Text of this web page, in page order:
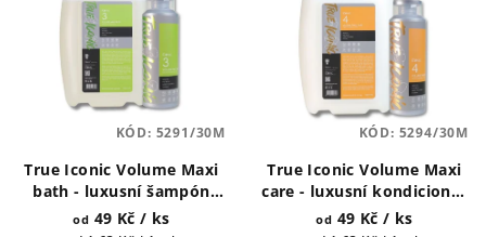
True Iconic Volume Maxi
bath - luxusní šampón
pro psy 400ml a 1 galon
od 49 Kč / ks
KÓD: 5291/30M
True Iconic Volume Maxi
care - luxusní kondicionér
pro psy 400ml a 1 galon
od 49 Kč / ks
KÓD: 5294/30M